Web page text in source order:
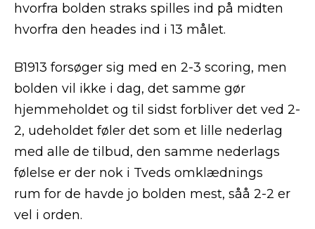
hvorfra bolden straks spilles ind på midten
hvorfra den heades ind i 13 målet.
B1913 forsøger sig med en 2-3 scoring, men
bolden vil ikke i dag, det samme gør
hjemmeholdet og til sidst forbliver det ved 2-
2, udeholdet føler det som et lille nederlag
med alle de tilbud, den samme nederlags
følelse er der nok i Tveds omklædnings
rum for de havde jo bolden mest, såå 2-2 er
vel i orden.